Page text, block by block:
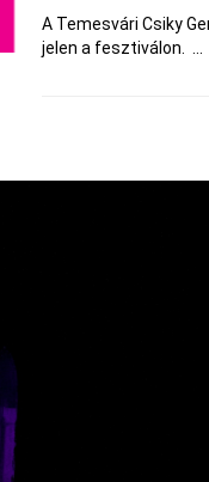
A Temesvári Csiky
jelen a fesztiválon. ...